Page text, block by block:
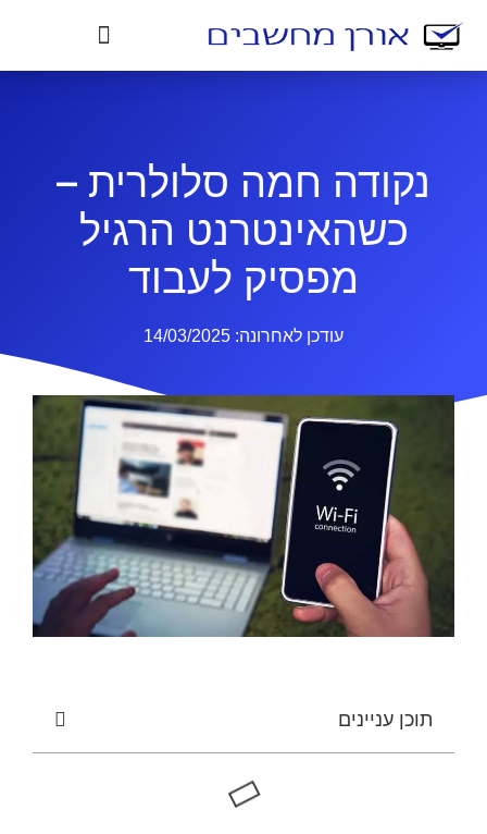
נקודה חמה סלולרית –
כשהאינטרנט הרגיל
מפסיק לעבוד
עודכן לאחרונה: 14/03/2025
תוכן עניינים